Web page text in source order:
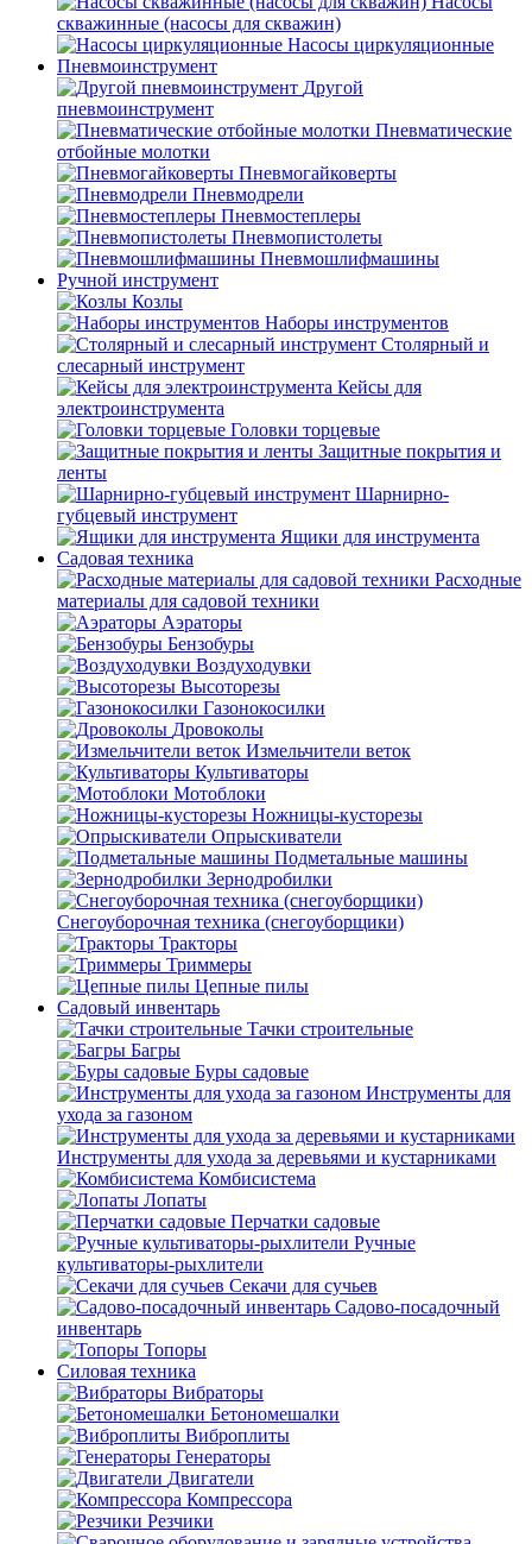
скважинные (насосы для скважин)
Насосы циркуляционные
Пневмоинструмент
Другой
пневмоинструмент
Пневматические
отбойные молотки
Пневмогайковерты
Пневмодрели
Пневмостеплеры
Пневмопистолеты
Пневмошлифмашины
Ручной инструмент
Козлы
Наборы инструментов
Столярный и
слесарный инструмент
Кейсы для
электроинструмента
Головки торцевые
Защитные покрытия и
ленты
Шарнирно-
губцевый инструмент
Ящики для инструмента
Садовая техника
Расходные
материалы для садовой техники
Аэраторы
Бензобуры
Воздуходувки
Высоторезы
Газонокосилки
Дровоколы
Измельчители веток
Культиваторы
Мотоблоки
Ножницы-кусторезы
Опрыскиватели
Подметальные машины
Зернодробилки
Снегоуборочная техника (снегоуборщики)
Тракторы
Триммеры
Цепные пилы
Садовый инвентарь
Тачки строительные
Багры
Буры садовые
Инструменты для
ухода за газоном
Инструменты для ухода за деревьями и кустарниками
Комбисистема
Лопаты
Перчатки садовые
Ручные
культиваторы-рыхлители
Секачи для сучьев
Садово-посадочный
инвентарь
Топоры
Силовая техника
Вибраторы
Бетономешалки
Виброплиты
Генераторы
Двигатели
Компрессора
Резчики